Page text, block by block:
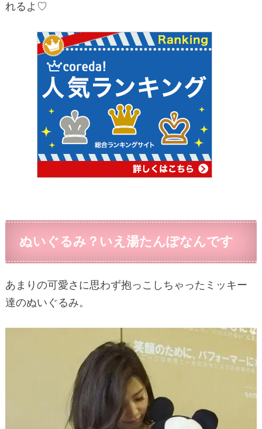
れるよ♡
ぬいぐるみ？いえ湯たんぽなんです
あまりの可愛さに思わず抱っこしちゃったミッキー
達のぬいぐるみ。